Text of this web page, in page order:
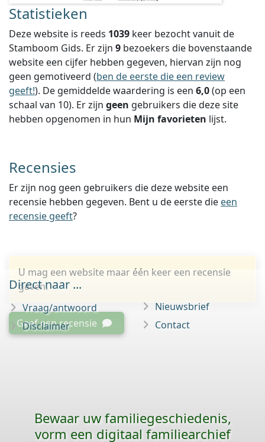
Statistieken
Deze website is reeds 1039 keer bezocht vanuit de
Stamboom Gids. Er zijn 9 bezoekers die bovenstaande
website een cijfer hebben gegeven, hiervan zijn nog
geen gemotiveerd (ben de eerste die een review
geeft!). De gemiddelde waardering is een 6,0(op een
schaal van 10). Er zijn geen gebruikers die deze site
hebben opgenomen in hun Mijn favorieten lijst.
Recensies
Er zijn nog geen gebruikers die deze website een
recensie hebben gegeven. Bent u de eerste die een
recensie geeft?
U mag een website maar één keer een recensie
geven.
Geef een recensie
Direct naar ...
Vraag/antwoord
Disclaimer
Nieuwsbrief
Contact
Bewaar uw familie­geschiedenis,
vorm een digitaal familiearchief